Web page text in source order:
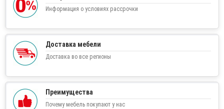
Информация о условиях рассрочки
Доставка мебели
Доставка во все регионы
Преимущества
Почему мебель покупают у нас